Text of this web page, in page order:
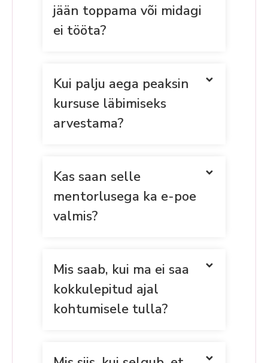
jään toppama või midagi
ei tööta?
Kui palju aega peaksin
kursuse läbimiseks
arvestama?
Kas saan selle
mentorlusega ka e-poe
valmis?
Mis saab, kui ma ei saa
kokkulepitud ajal
kohtumisele tulla?